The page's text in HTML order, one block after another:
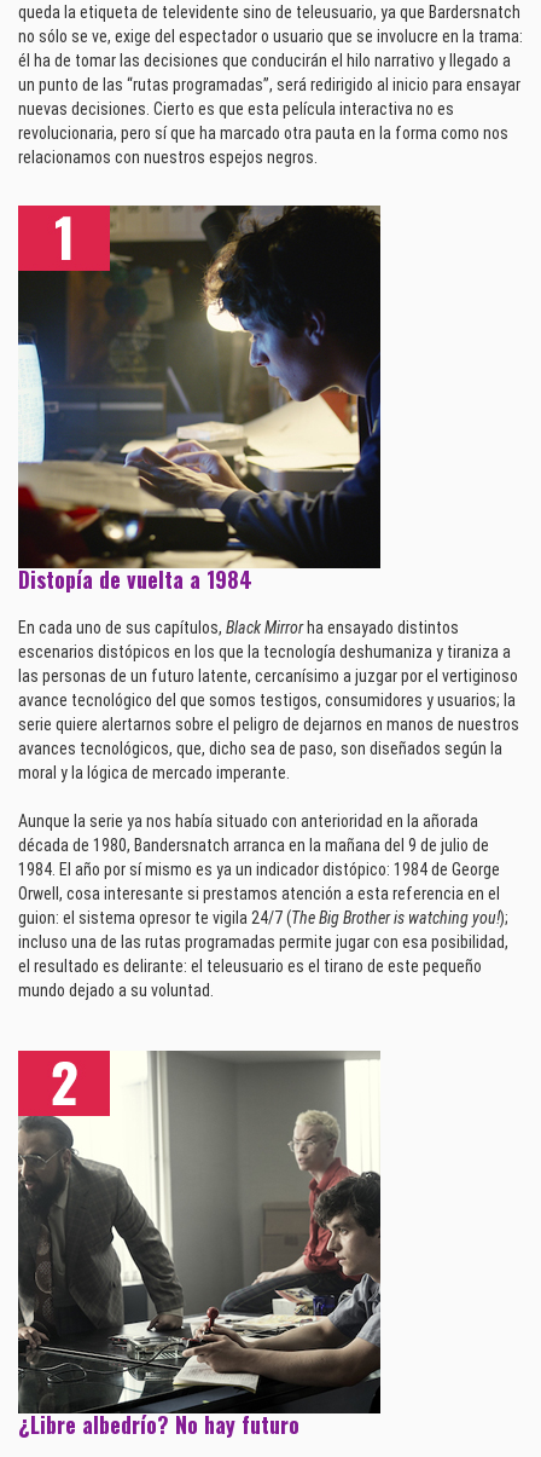
queda la etiqueta de televidente sino de teleusuario, ya que Bardersnatch
no sólo se ve, exige del espectador o usuario que se involucre en la trama:
él ha de tomar las decisiones que conducirán el hilo narrativo y llegado a
un punto de las “rutas programadas”, será redirigido al inicio para ensayar
nuevas decisiones. Cierto es que esta película interactiva no es
revolucionaria, pero sí que ha marcado otra pauta en la forma como nos
relacionamos con nuestros espejos negros.
Distopía de vuelta a 1984
En cada uno de sus capítulos, Black Mirrorha ensayado distintos
escenarios distópicos en los que la tecnología deshumaniza y tiraniza a
las personas de un futuro latente, cercanísimo a juzgar por el vertiginoso
avance tecnológico del que somos testigos, consumidores y usuarios; la
serie quiere alertarnos sobre el peligro de dejarnos en manos de nuestros
avances tecnológicos, que, dicho sea de paso, son diseñados según la
moral y la lógica de mercado imperante.
Aunque la serie ya nos había situado con anterioridad en la añorada
década de 1980, Bandersnatch arranca en la mañana del 9 de julio de
1984. El año por sí mismo es ya un indicador distópico: 1984 de George
Orwell, cosa interesante si prestamos atención a esta referencia en el
guion: el sistema opresor te vigila 24/7 (The Big Brother is watching you!);
incluso una de las rutas programadas permite jugar con esa posibilidad,
el resultado es delirante: el teleusuario es el tirano de este pequeño
mundo dejado a su voluntad.
¿Libre albedrío? No hay futuro